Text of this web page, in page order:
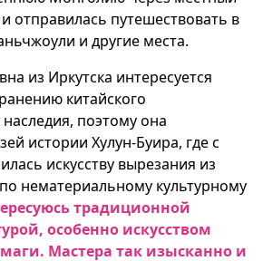
путешествовать в
и другие места.
из Иркутска интересуется
китайского
поэтому она
истории Хулун-Буира, где с
искусству вырезания из
нематериальному культурному
традиционной
особенно искусством
Мастера так изысканно и